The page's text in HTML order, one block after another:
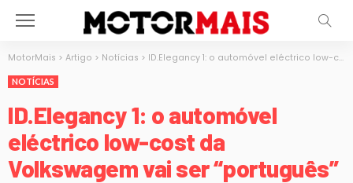
MotorMais > Artigo > Notícias > ID.Elegancy 1: o automóvel eléctrico low-cost da Volkswagem vai ser “português”
NOTÍCIAS
ID.Elegancy 1: o automóvel
eléctrico low-cost da
Volkswagem vai ser “português”